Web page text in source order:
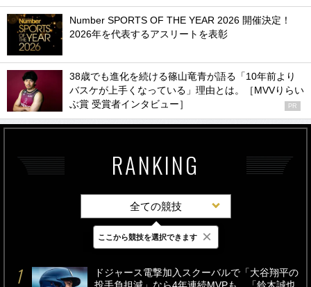
Number SPORTS OF THE YEAR 2026 開催決定！
2026年を代表するアスリートを表彰
38歳でも進化を続ける篠山竜青が語る「10年前より
バスケが上手くなっている」理由とは。［MVVりらい
ぶ賞 受賞者インタビュー］
PR
RANKING
全ての競技
最新 24時間 週間
ドジャース電撃加入スクーバルで「大谷翔平の
ここから競技を選択できます ×